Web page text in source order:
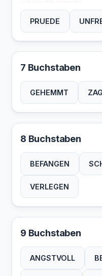
PRUEDE
7 Buchstaben
GEHEMMT
8 Buchstaben
BEFANGEN
VERLEGEN
9 Buchstaben
ANGSTVOLL